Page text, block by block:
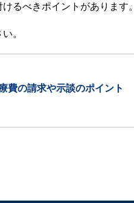
るべきポイントがあります。
。
費の請求や示談のポイント